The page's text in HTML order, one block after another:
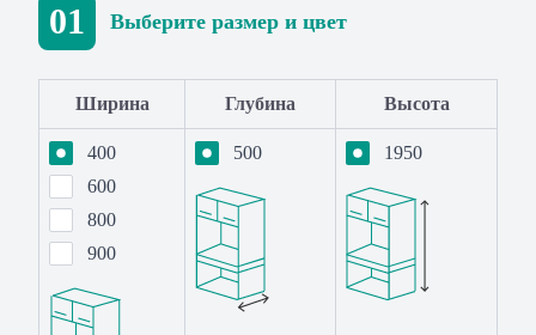
01 Выберите размер и цвет
Ширина Глубина Высота
400
600
800
900
500 1950